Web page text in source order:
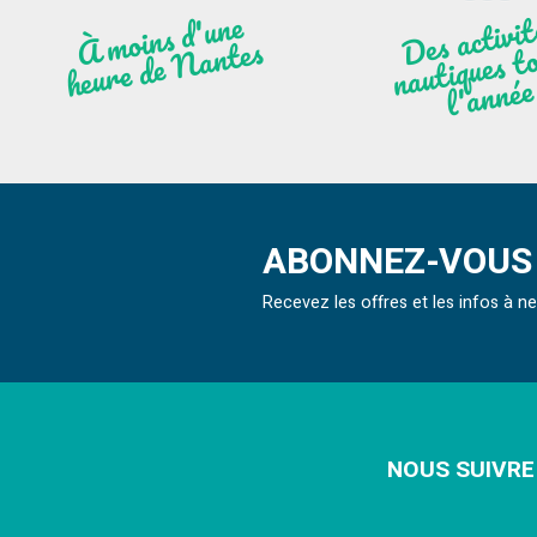
À
moi
ns
d'u
ne
heu
re
de
N
a
ntes quesnée
ABONNEZ-
Recevez les offres et les infos à
NOUS